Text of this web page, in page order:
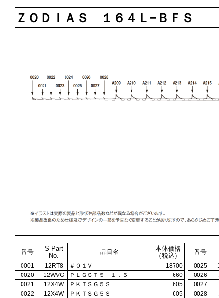
ＺＯＤＩＡＳ １６４Ｌ−ＢＦＳ
番号
S Part
No.
品目名
本体価格
（税込）
番号
0001 12RT8 ＃０１Ｖ 18700 0025
0020
12WVG ＰＬＧＳＴ５－１．５ 660 0026
0021
12X4W ＰＫＴＳＧ５Ｓ 605 0027
0022
12X4W ＰＫＴＳＧ５Ｓ 605 0028